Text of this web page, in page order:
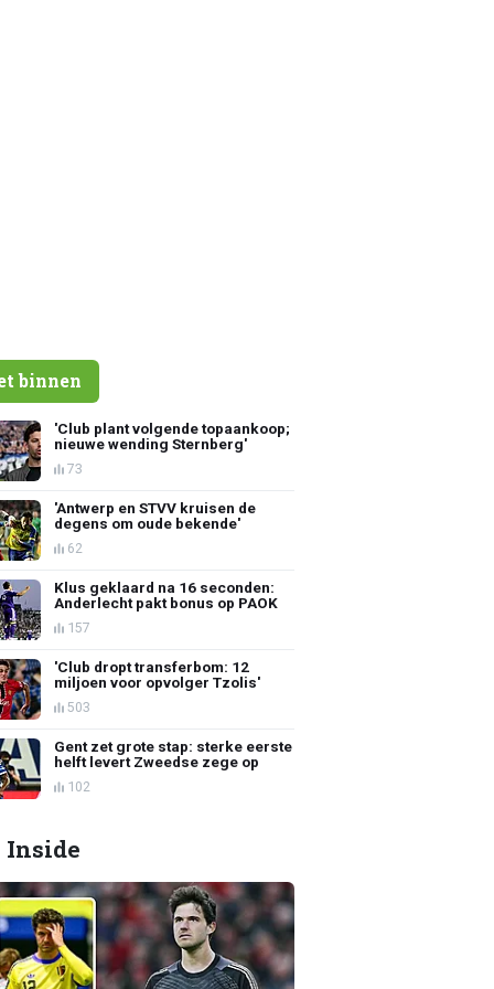
binnen
'Club plant volgende topaankoop;
nieuwe wending Sternberg'
73
'Antwerp en STVV kruisen de
degens om oude bekende'
62
Klus geklaard na 16 seconden:
Anderlecht pakt bonus op PAOK
157
'Club dropt transferbom: 12
miljoen voor opvolger Tzolis'
503
Gent zet grote stap: sterke eerste
helft levert Zweedse zege op
102
Inside